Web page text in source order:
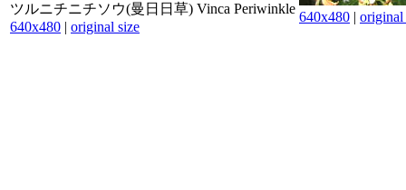
ツルニチニチソウ(曼日日草) Vinca Periwinkle
640x480 | original size
640x480 | original